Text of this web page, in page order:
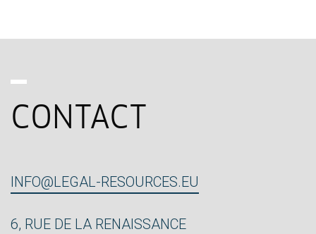
CONTACT
INFO@LEGAL-RESOURCES.EU
6, RUE DE LA RENAISSANCE